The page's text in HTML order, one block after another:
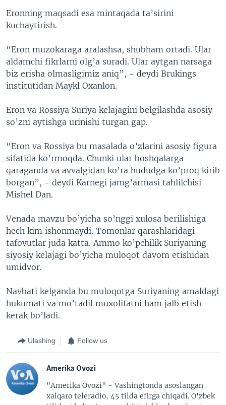
Eronning maqsadi esa mintaqada ta’sirini
kuchaytirish.
“Eron muzokaraga aralashsa, shubham ortadi. Ular
aldamchi fikrlarni olg’a suradi. Ular aytgan narsaga
biz erisha olmasligimiz aniq”, - deydi Brukings
institutidan Maykl Oxanlon.
Eron va Rossiya Suriya kelajagini belgilashda asosiy
so’zni aytishga urinishi turgan gap.
“Eron va Rossiya bu masalada o’zlarini asosiy figura
sifatida ko’rmoqda. Chunki ular boshqalarga
qaraganda va avvalgidan ko’ra hududga ko’proq kirib
borgan”, - deydi Karnegi jamg’armasi tahlilchisi
Mishel Dan.
Venada mavzu bo’yicha so’nggi xulosa berilishiga
hech kim ishonmaydi. Tomonlar qarashlaridagi
tafovutlar juda katta. Ammo ko’pchilik Suriyaning
siyosiy kelajagi bo’yicha muloqot davom etishidan
umidvor.
Navbati kelganda bu muloqotga Suriyaning amaldagi
hukumati va mo’tadil muxolifatni ham jalb etish
kerak bo’ladi.
Ulashing Follow us
Amerika Ovozi
"Amerika Ovozi" - Vashingtonda asoslangan
xalqaro teleradio, 45 tilda efirga chiqadi. O'zbek